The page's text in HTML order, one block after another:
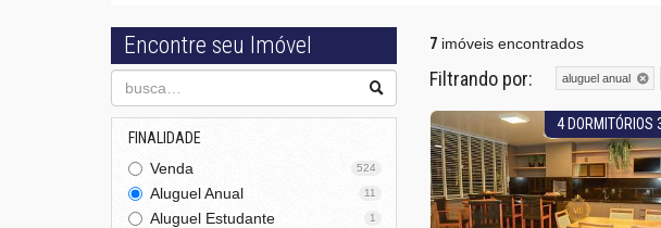
Encontre seu Imóvel
FINALIDADE
Venda
524
Aluguel Anual 11
Aluguel Estudante 1
7imóveis encontrados
Filtrando por: aluguel anual
4 DORMITÓRIOS